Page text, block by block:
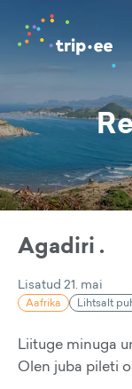
Agadiri .
Lisatud 21. mai
Aafrika Lihtsalt
Liituge minuga
Olen juba pileti